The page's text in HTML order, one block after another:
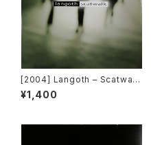
[2004] Langoth – Scatwalk
[Sunshine Enterprises]
¥1,400